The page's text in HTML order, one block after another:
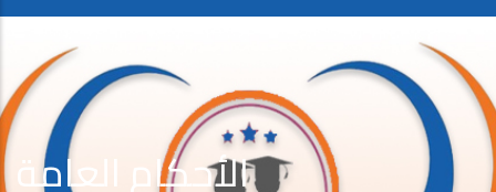
الأحكام العامة